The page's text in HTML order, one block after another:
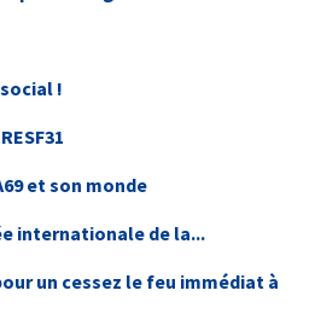
!
et son monde
internationale de la...
un cessez le feu immédiat à